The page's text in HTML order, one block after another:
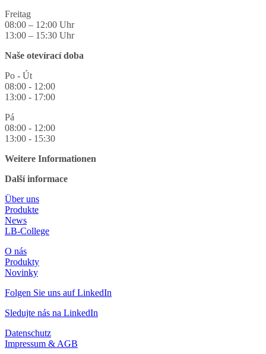
Freitag
08:00 – 12:00 Uhr
13:00 – 15:30 Uhr
Naše otevírací doba
Po - Út
08:00 - 12:00
13:00 - 17:00
Pá
08:00 - 12:00
13:00 - 15:30
Weitere Informationen
Další informace
Über uns
Produkte
News
LB-College
O nás
Produkty
Novinky
Folgen Sie uns auf LinkedIn
Sledujte nás na LinkedIn
Datenschutz
Impressum & AGB